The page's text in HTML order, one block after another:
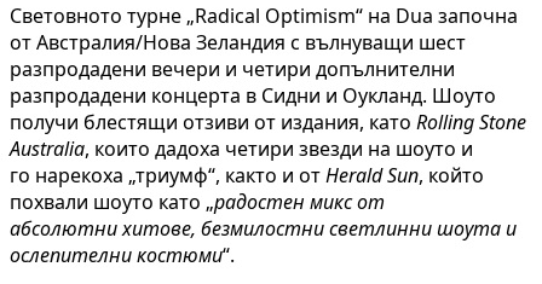
Световното турне „Radical Optimism“ на Dua започна
от Австралия/Нова Зеландия с вълнуващи шест
разпродадени вечери и четири допълнителни
разпродадени концерта в Сидни и Оукланд. Шоуто
получи блестящи отзиви от издания, като Rolling Stone
Australia, които дадоха четири звезди на шоуто и
го нарекоха „триумф“, както и отHerald Sun, който
похвали шоуто като „радостен микс от
абсолютнихитове, безмилостни светлинни шоута и
ослепителни костюми“.